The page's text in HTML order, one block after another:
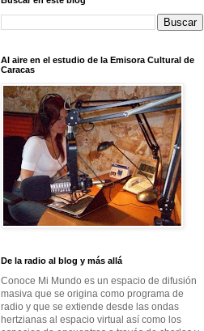
Al aire en el estudio de la Emisora Cultural de
Caracas
De la radio al blog y más allá
Conoce Mi Mundo es un espacio de difusión
masiva que se origina como programa de
radio y que se extiende desde las ondas
hertzianas al espacio virtual así como los